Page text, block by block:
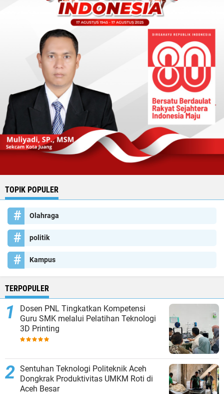
TOPIK POPULER
Olahraga
politik
Kampus
TERPOPULER
Dosen PNL Tingkatkan Kompetensi
Guru SMK melalui Pelatihan Teknologi
3D Printing
Sentuhan Teknologi Politeknik Aceh
Dongkrak Produktivitas UMKM Roti di
Aceh Besar